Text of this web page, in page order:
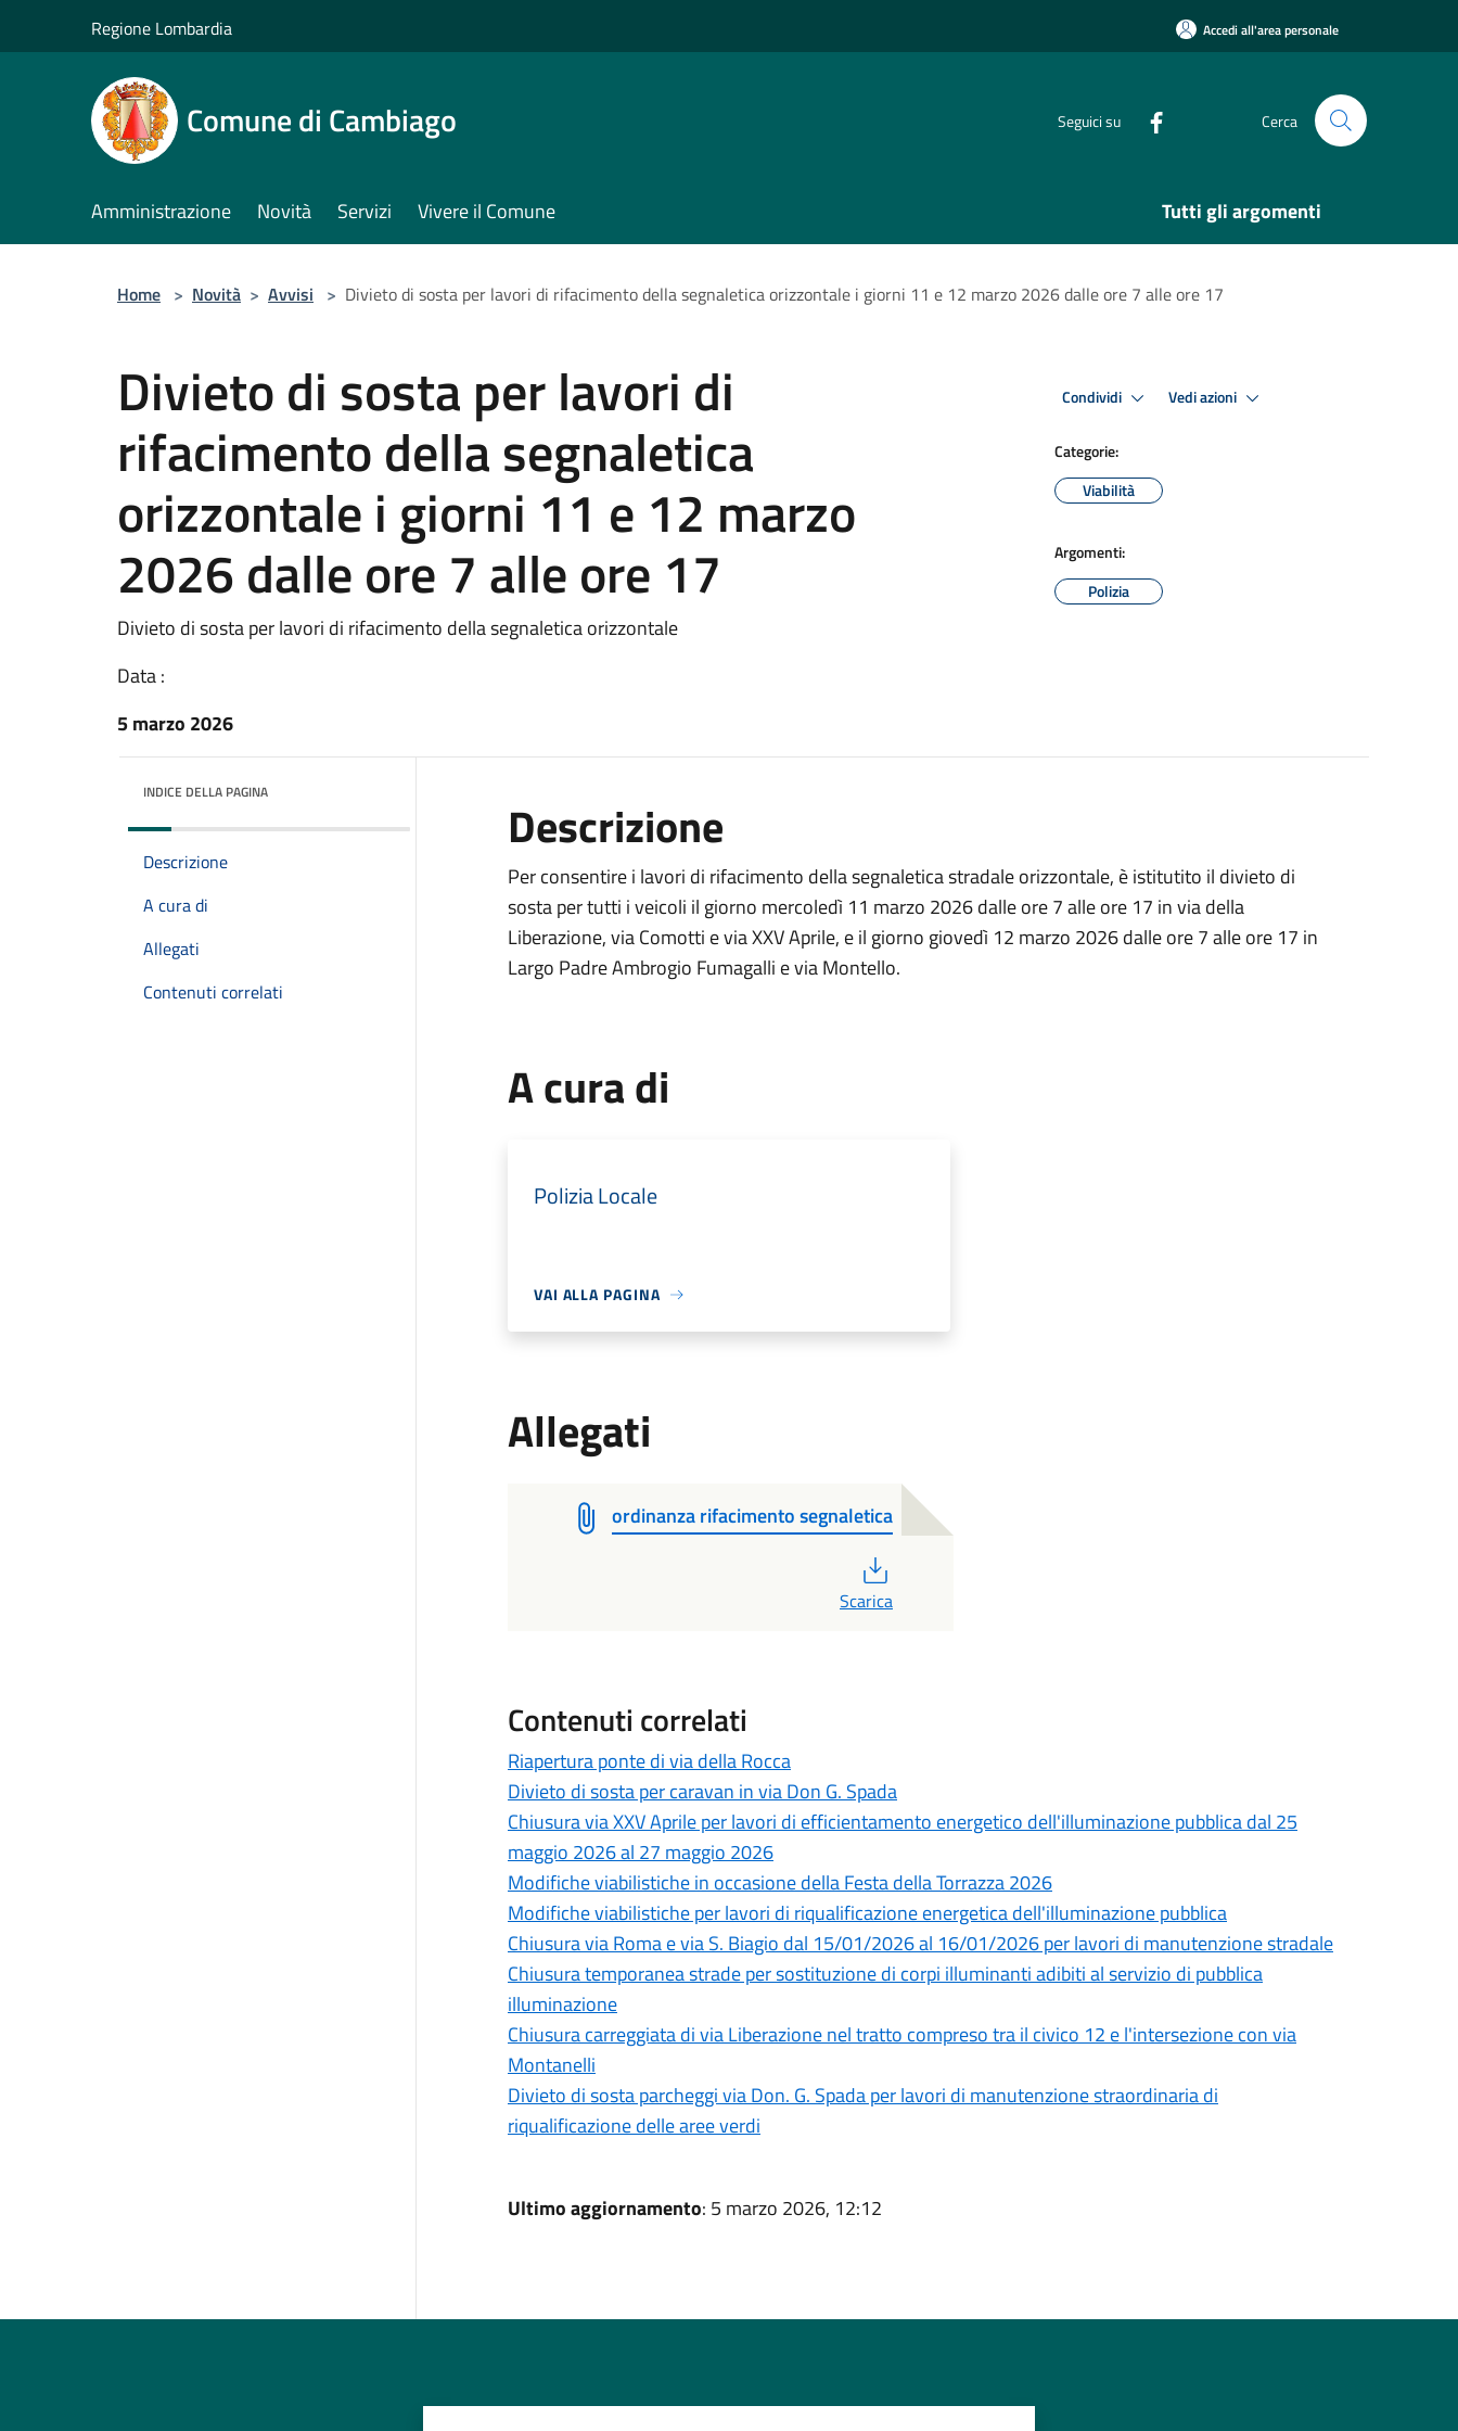
Regione Lombardia Accedi all'area personale
Comune di Cambiago Seguici su Cerca
Amministrazione Novità Servizi Vivere il Comune Tutti gli argomenti
Home > Novità > Avvisi > Divieto di sosta per lavori di rifacimento della segnaletica orizzontale i giorni 11 e 12 marzo 2026 dalle ore 7 alle ore 17
Divieto di sosta per lavori di
rifacimento della segnaletica
orizzontale i giorni 11 e 12 marzo
2026 dalle ore 7 alle ore 17
Divieto di sosta per lavori di rifacimento della segnaletica orizzontale
Data :
5 marzo 2026
Condividi Vedi azioni
Categorie:
Viabilità
Argomenti:
Polizia
INDICE DELLA PAGINA
Descrizione
A cura di
Allegati
Contenuti correlati
Descrizione
Per consentire i lavori di rifacimento della segnaletica stradale orizzontale, è istitutito il divieto di
sosta per tutti i veicoli il giorno mercoledì 11 marzo 2026 dalle ore 7 alle ore 17 in via della
Liberazione, via Comotti e via XXV Aprile, e il giorno giovedì 12 marzo 2026 dalle ore 7 alle ore 17 in
Largo Padre Ambrogio Fumagalli e via Montello.
A cura di
Polizia Locale
VAI ALLA PAGINA
Allegati
ordinanza rifacimento segnaletica
Scarica
Contenuti correlati
Riapertura ponte di via della Rocca
Divieto di sosta per caravan in via Don G. Spada
Chiusura via XXV Aprile per lavori di efficientamento energetico dell'illuminazione pubblica dal 25
maggio 2026 al 27 maggio 2026
Modifiche viabilistiche in occasione della Festa della Torrazza 2026
Modifiche viabilistiche per lavori di riqualificazione energetica dell'illuminazione pubblica
Chiusura via Roma e via S. Biagio dal 15/01/2026 al 16/01/2026 per lavori di manutenzione stradale
Chiusura temporanea strade per sostituzione di corpi illuminanti adibiti al servizio di pubblica
illuminazione
Chiusura carreggiata di via Liberazione nel tratto compreso tra il civico 12 e l'intersezione con via
Montanelli
Divieto di sosta parcheggi via Don. G. Spada per lavori di manutenzione straordinaria di
riqualificazione delle aree verdi
Ultimo aggiornamento: 5 marzo 2026, 12:12